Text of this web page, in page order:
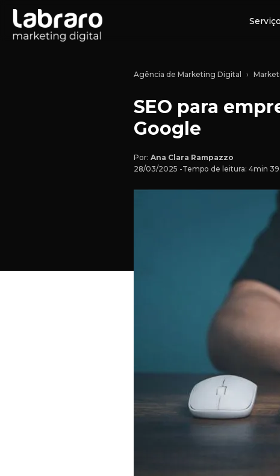
Agência de Marketing Digital
SEO para
Google
Por: Ana Clara Rampazzo
28/03/2025 -Tempo de leitura: 4min